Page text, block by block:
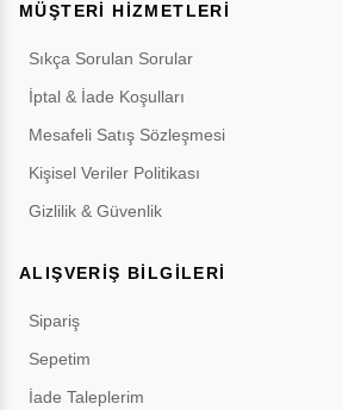
MÜŞTERİ HİZMETLERİ
Sıkça Sorulan Sorular
İptal & İade Koşulları
Mesafeli Satış Sözleşmesi
Kişisel Veriler Politikası
Gizlilik & Güvenlik
ALIŞVERİŞ BİLGİLERİ
Sipariş
Sepetim
İade Taleplerim